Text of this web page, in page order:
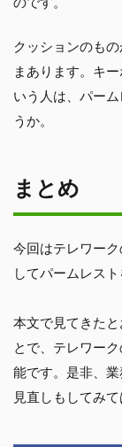
クッションのも
まあります。キ
いう人は、パー
うか。
まとめ
今回はテレワー
してパームレスト
本文で見てきた
とで、テレワー
能です。是非、
見直しもしてみ